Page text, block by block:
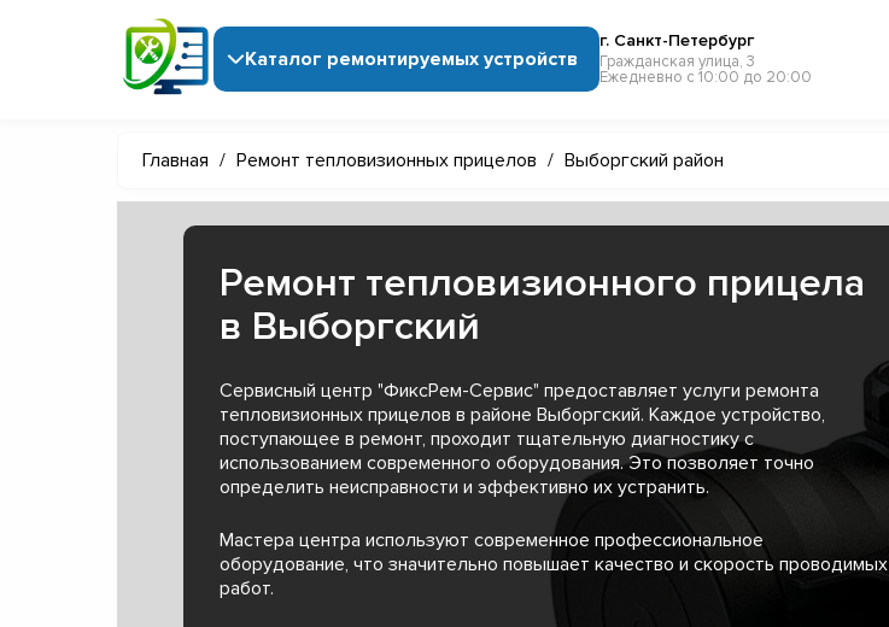
Каталог ремонтируемых устройств
г. Санкт-Петербург
Гражданская улица, 3
Ежедневно с 10:00 до 20:00
Главная / Ремонт тепловизионных прицелов / Выборгский район
Ремонт тепловизионного прицела
в Выборгский
Сервисный центр "ФиксРем-Сервис" предоставляет услуги ремонта
тепловизионных прицелов в районе Выборгский. Каждое устройство,
поступающее в ремонт, проходит тщательную диагностику с
использованием современного оборудования. Это позволяет точно
определить неисправности и эффективно их устранить.
Мастера центра используют современное профессиональное
оборудование, что значительно повышает качество и скорость проводимых
работ.